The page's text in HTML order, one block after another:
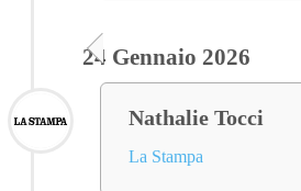
24 Gennaio 2026
Nathalie Tocci
La Stampa